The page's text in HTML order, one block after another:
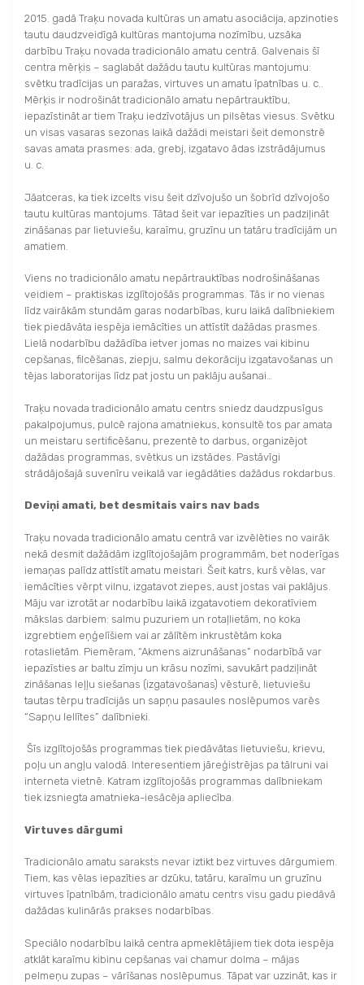
2015. gadā Traķu novada kultūras un amatu asociācija, apzinoties
tautu daudzveidīgā kultūras mantojuma nozīmību, uzsāka
darbību Traķu novada tradicionālo amatu centrā. Galvenais šī
centra mērķis – saglabāt dažādu tautu kultūras mantojumu:
svētku tradīcijas un paražas, virtuves un amatu īpatnības u. c..
Mērķis ir nodrošināt tradicionālo amatu nepārtrauktību,
iepazīstināt ar tiem Traķu iedzīvotājus un pilsētas viesus. Svētku
un visas vasaras sezonas laikā dažādi meistari šeit demonstrē
savas amata prasmes: ada, grebj, izgatavo ādas izstrādājumus
u. c.
Jāatceras, ka tiek izcelts visu šeit dzīvojušo un šobrīd dzīvojošo
tautu kultūras mantojums. Tātad šeit var iepazīties un padziļināt
zināšanas par lietuviešu, karaīmu, gruzīnu un tatāru tradīcijām un
amatiem.
Viens no tradicionālo amatu nepārtrauktības nodrošināšanas
veidiem – praktiskas izglītojošās programmas. Tās ir no vienas
līdz vairākām stundām garas nodarbības, kuru laikā dalībniekiem
tiek piedāvāta iespēja iemācīties un attīstīt dažādas prasmes.
Lielā nodarbību dažādība ietver jomas no maizes vai kibinu
cepšanas, filcēšanas, ziepju, salmu dekorāciju izgatavošanas un
tējas laboratorijas līdz pat jostu un paklāju aušanai…
Traķu novada tradicionālo amatu centrs sniedz daudzpusīgus
pakalpojumus, pulcē rajona amatniekus, konsultē tos par amata
un meistaru sertificēšanu, prezentē to darbus, organizējot
dažādas programmas, svētkus un izstādes. Pastāvīgi
strādājošajā suvenīru veikalā var iegādāties dažādus rokdarbus.
Deviņi amati, bet desmitais vairs nav bads
Traķu novada tradicionālo amatu centrā var izvēlēties no vairāk
nekā desmit dažādām izglītojošajām programmām, bet noderīgas
iemaņas palīdz attīstīt amatu meistari. Šeit katrs, kurš vēlas, var
iemācīties vērpt vilnu, izgatavot ziepes, aust jostas vai paklājus.
Māju var izrotāt ar nodarbību laikā izgatavotiem dekoratīviem
mākslas darbiem: salmu puzuriem un rotaļlietām, no koka
izgrebtiem eņģelīšiem vai ar zālītēm inkrustētām koka
rotaslietām. Piemēram, “Akmens aizrunāšanas” nodarbībā var
iepazīsties ar baltu zīmju un krāsu nozīmi, savukārt padziļināt
zināšanas leļļu siešanas (izgatavošanas) vēsturē, lietuviešu
tautas tērpu tradīcijās un sapņu pasaules noslēpumos varēs
“Sapņu lellītes” dalībnieki.
Šīs izglītojošās programmas tiek piedāvātas lietuviešu, krievu,
poļu un angļu valodā. Interesentiem jāreģistrējas pa tālruni vai
interneta vietnē. Katram izglītojošās programmas dalībniekam
tiek izsniegta amatnieka-iesācēja apliecība.
Virtuves dārgumi
Tradicionālo amatu saraksts nevar iztikt bez virtuves dārgumiem.
Tiem, kas vēlas iepazīties ar dzūku, tatāru, karaīmu un gruzīnu
virtuves īpatnībām, tradicionālo amatu centrs visu gadu piedāvā
dažādas kulinārās prakses nodarbības.
Speciālo nodarbību laikā centra apmeklētājiem tiek dota iespēja
atklāt karaīmu kibinu cepšanas vai chamur dolma – mājas
pelmeņu zupas – vārīšanas noslēpumus. Tāpat var uzzināt, kas ir